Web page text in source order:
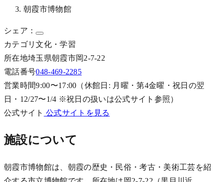
朝霞市博物館
シェア：
カテゴリ文化・学習
所在地埼玉県朝霞市岡2-7-22
電話番号048-469-2285
営業時間9:00〜17:00（休館日: 月曜・第4金曜・祝日の翌
日・12/27〜1/4 ※祝日の扱いは公式サイト参照）
公式サイト 公式サイトを見る
施設について
朝霞市博物館は、朝霞の歴史・民俗・考古・美術工芸を紹